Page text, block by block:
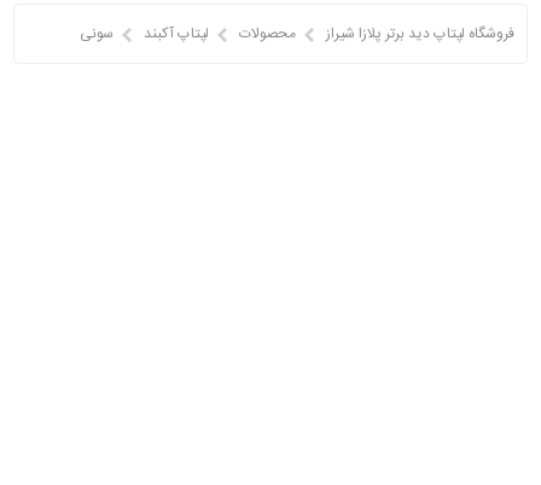
فروشگاه لپتاپ دید برتر پلازا شیراز محصولات لپتاپ آکبند سونی